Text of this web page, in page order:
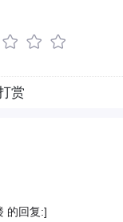
赏
的回复:]